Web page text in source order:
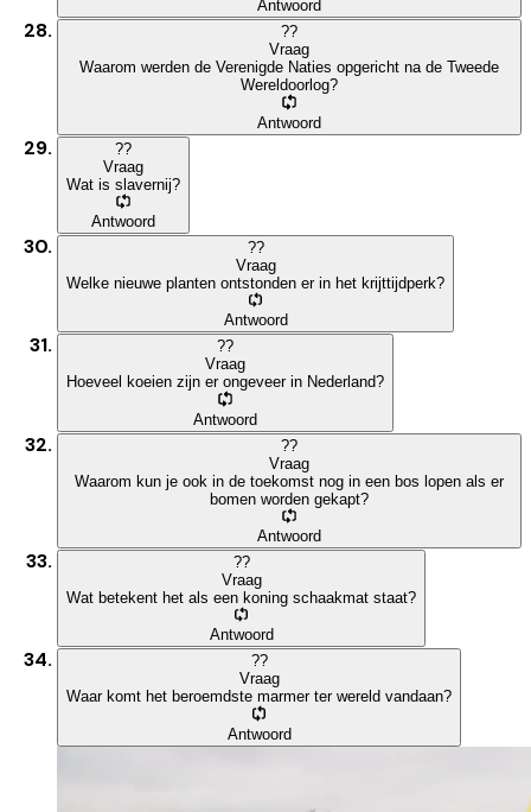
Antwoord
??
Vraag
Waarom werden de Verenigde Naties opgericht na de Tweede
Wereldoorlog?
Antwoord
??
Vraag
Wat is slavernij?
Antwoord
??
Vraag
Welke nieuwe planten ontstonden er in het krijttijdperk?
Antwoord
??
Vraag
Hoeveel koeien zijn er ongeveer in Nederland?
Antwoord
??
Vraag
Waarom kun je ook in de toekomst nog in een bos lopen als er
bomen worden gekapt?
Antwoord
??
Vraag
Wat betekent het als een koning schaakmat staat?
Antwoord
??
Vraag
Waar komt het beroemdste marmer ter wereld vandaan?
Antwoord